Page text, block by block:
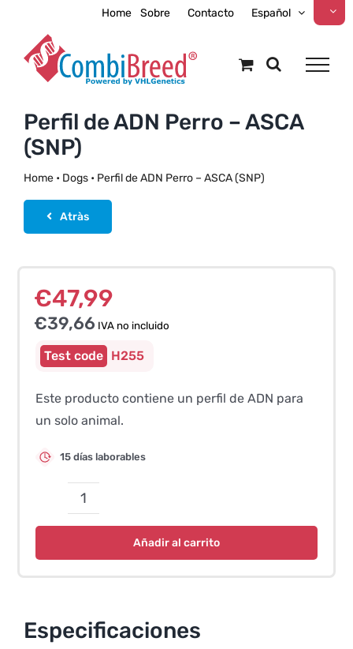
content
Home Sobre Contacto Español
Perfil de ADN Perro – ASCA
(SNP)
Home• Dogs• Perfil de ADN Perro – ASCA (SNP)
Atràs
€47,99
€39,66 IVA no incluido
H255
Este producto contiene un perfil de ADN para
un solo animal.
15 días laborables
Perfil
de
ASCA
(SNP)
Añadir al carrito
Especificaciones